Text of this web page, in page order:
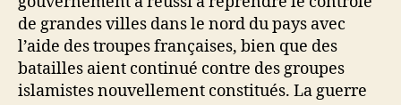
de grandes villes dans le nord du pays avec
l’aide des troupes françaises, bien que des
batailles aient continué contre des groupes
islamistes nouvellement constitués. La guerre